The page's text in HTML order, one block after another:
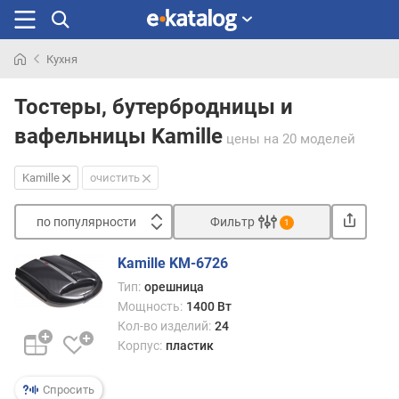
раньше
Кухня
Тостеры, бутербродницы и
вафельницы Kamille цены на 20 моделей
Kamille очистить
по популярности
о
о
п
л
Фильтр 1
Спросить
Kamille KM-6726
Тип: орешница
Мощность: 1400 Вт
Кол-во изделий: 24
Корпус: пластик